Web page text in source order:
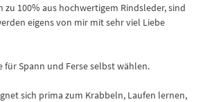
zu 100% aus hochwertigem Rindsleder, sind
eigens von mir mit sehr viel Liebe
für Spann und Ferse selbst wählen.
sich prima zum Krabbeln, Laufen lernen,